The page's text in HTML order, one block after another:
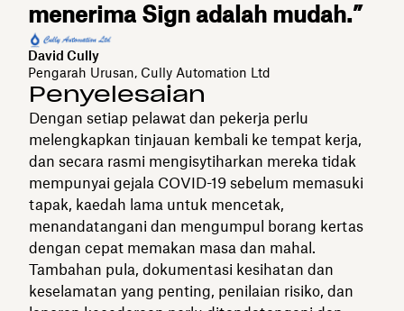
menerima Sign adalah mudah.”
David Cully
Pengarah Urusan, Cully Automation Ltd
Penyelesaian
Dengan setiap pelawat dan pekerja perlu
melengkapkan tinjauan kembali ke tempat kerja,
dan secara rasmi mengisytiharkan mereka tidak
mempunyai gejala COVID-19 sebelum memasuki
tapak, kaedah lama untuk mencetak,
menandatangani dan mengumpul borang kertas
dengan cepat memakan masa dan mahal.
Tambahan pula, dokumentasi kesihatan dan
keselamatan yang penting, penilaian risiko, dan